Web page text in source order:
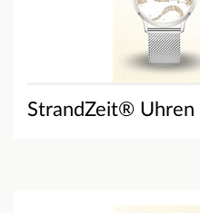
StrandZeit® Uhren